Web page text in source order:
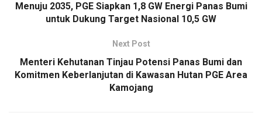
Menuju 2035, PGE Siapkan 1,8 GW Energi Panas Bumi
untuk Dukung Target Nasional 10,5 GW
Next Post
Menteri Kehutanan Tinjau Potensi Panas Bumi dan
Komitmen Keberlanjutan di Kawasan Hutan PGE Area
Kamojang